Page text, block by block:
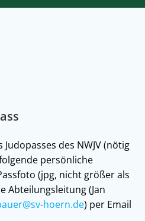
des NWJV (nötig
persönliche
(jpg, nicht größer als
Abteilungsleitung (Jan
hoern.de) per Email